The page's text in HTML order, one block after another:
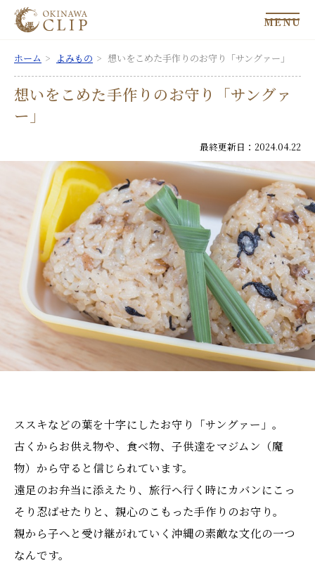
MENU
ホーム よみもの 想いをこめた手作りのお守り「サングァー」
想いをこめた手作りのお守り「サングァ
ー」
最終更新日：2024.04.22
ススキなどの葉を十字にしたお守り「サングァー」。
古くからお供え物や、食べ物、子供達をマジムン（魔
物）から守ると信じられています。
遠足のお弁当に添えたり、旅行へ行く時にカバンにこっ
そり忍ばせたりと、親心のこもった手作りのお守り。
親から子へと受け継がれていく沖縄の素敵な文化の一つ
なんです。